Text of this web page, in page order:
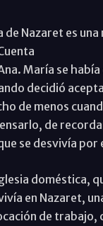
de Nazaret es
María se
decidió
de menos
de
se desvivía por
doméstica,
en Nazaret,
de trabajo,